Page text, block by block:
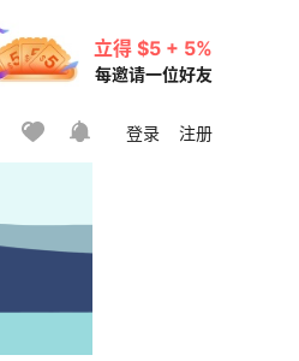
立得 $5 + 5%
每邀请一位好友
登录 注册